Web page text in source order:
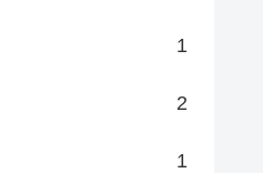
1
2
1